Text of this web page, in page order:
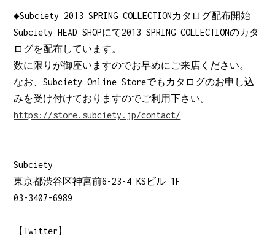
◆Subciety 2013 SPRING COLLECTIONカタログ配布開始
Subciety HEAD SHOPにて2013 SPRING COLLECTIONのカタ
ログを配布しています。
数に限りが御座いますのでお早めにご来店ください。
なお、Subciety Online Storeでもカタログのお申し込
みを受け付けておりますのでご利用下さい。
https://store.subciety.jp/contact/
Subciety
東京都渋谷区神宮前6-23-4 KSビル 1F
03-3407-6989
【Twitter】